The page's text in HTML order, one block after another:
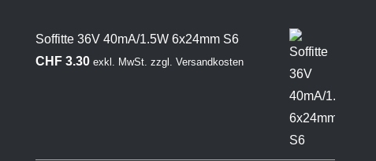
Soffitte 36V 40mA/1.5W 6x24mm S6
CHF3.30 exkl. MwSt. zzgl. Versandkosten